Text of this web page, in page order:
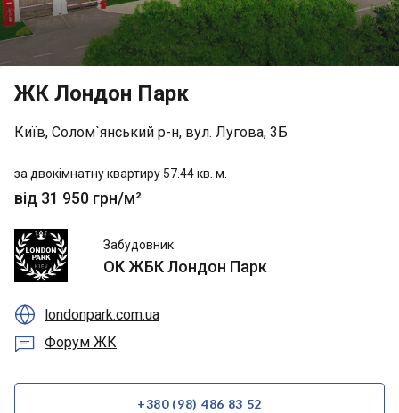
ЖК Лондон Парк
Київ, Солом`янський р-н, вул. Лугова, 3Б
за двокімнатну квартиру 57.44 кв. м.
від 31 950 грн/м²
ОК
ЖБК
Лондон
Парк
Забудовник
ОК ЖБК Лондон Парк
 londonpark.com.ua
 Форум ЖК
+380 (98) 486 83 52